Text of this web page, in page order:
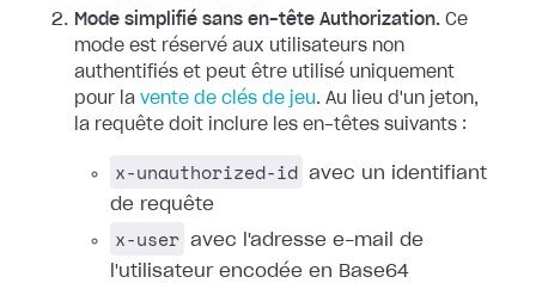
Mode simplifié sans en-tête Authorization. Ce
mode est réservé aux utilisateurs non
authentifiés et peut être utilisé uniquement
pour la vente de clés de jeu . Au lieu d'un jeton,
la requête doit inclure les en-têtes suivants :
x-unauthorized-id avec un identifiant
de requête
x-user avec l'adresse e-mail de
l'utilisateur encodée en Base64